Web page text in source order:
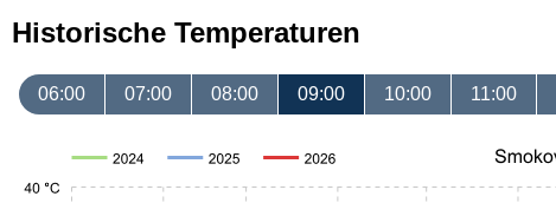
Historische Temperaturen
06:00 07:00 08:00 09:00 10:00 11:00